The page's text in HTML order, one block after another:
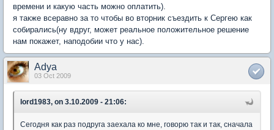
времени и какую часть можно оплатить).
я также всеравно за то чтобы во вторник съездить к Сергею как
собирались(ну вдруг, может реальное положительное решение
нам покажет, наподобии что у нас).
Adya
03 Oct 2009
lord1983, on 3.10.2009 - 21:06:
Сегодня как раз подруга заехала ко мне, говорю так и так, сначала